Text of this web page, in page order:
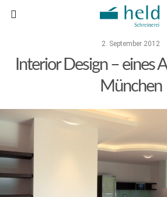
2. September 2012
Interior Design – eines
München